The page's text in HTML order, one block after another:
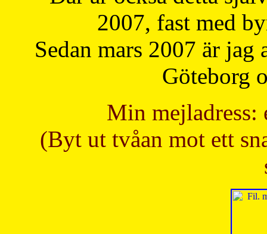
2007, fast med
Sedan mars 2007 är
Göteborg
Min mejladress:
(Byt ut tvåan mot ett